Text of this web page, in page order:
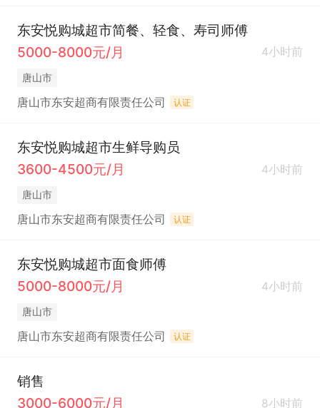
东安悦购城超市简餐、轻食、寿司师傅
5000-8000元/月
4小时前
唐山市
唐山市东安超商有限责任公司 认证
东安悦购城超市生鲜导购员
3600-4500元/月
4小时前
唐山市
唐山市东安超商有限责任公司 认证
东安悦购城超市面食师傅
5000-8000元/月
4小时前
唐山市
唐山市东安超商有限责任公司 认证
销售
3000-6000元/月
8小时前